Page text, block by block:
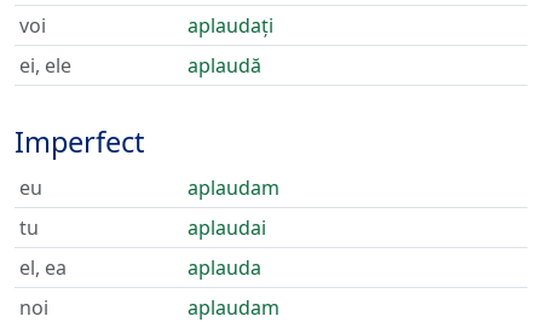
voi
aplaudați
ei, ele
aplaudă
Imperfect
eu
aplaudam
tu
aplaudai
el, ea
aplauda
noi
aplaudam